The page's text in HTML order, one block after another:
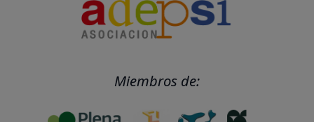
Miembros de: